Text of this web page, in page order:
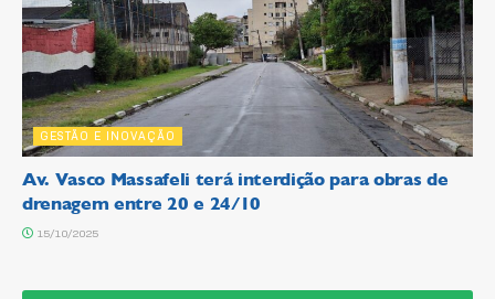
GESTÃO E INOVAÇÃO
Av. Vasco Massafeli terá interdição para obras de
drenagem entre 20 e 24/10
15/10/2025